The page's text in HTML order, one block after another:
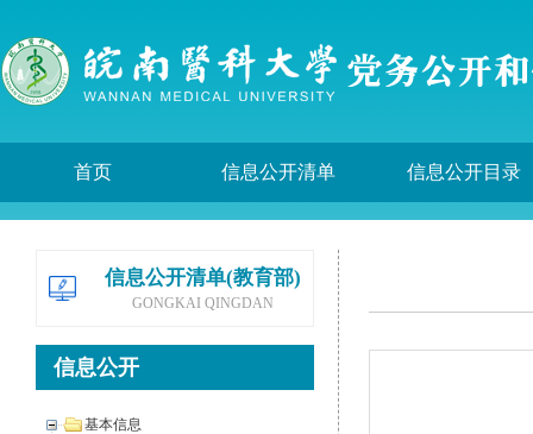
首页 信息公开清单 信息公开目录
信息公开清单(教育部)
GONGKAI QINGDAN
信息公开
基本信息